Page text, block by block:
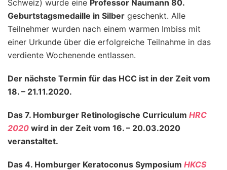
Schweiz) wurde eine Professor Naumann 80.
Geburtstagsmedaille in Silber geschenkt. Alle
Teilnehmer wurden nach einem warmen Imbiss mit
einer Urkunde über die erfolgreiche Teilnahme in das
verdiente Wochenende entlassen.
Der nächste Termin für das HCC ist in der Zeit vom
18. – 21.11.2020.
Das 7. Homburger Retinologische Curriculum HRC
2020 wird in der Zeit vom 16. – 20.03.2020
veranstaltet.
Das 4. Homburger Keratoconus Symposium HKCS